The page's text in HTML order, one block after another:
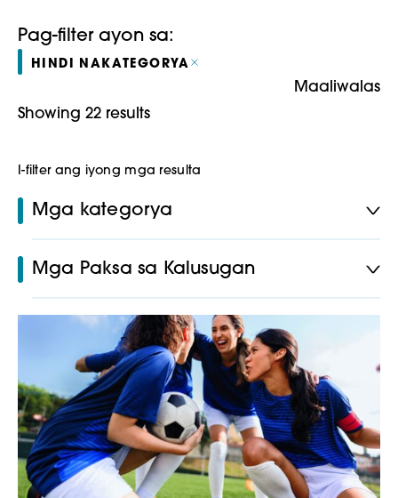
Pag-filter ayon sa:
HINDI NAKATEGORYA
Maaliwalas
Showing 22 results
I-filter ang iyong mga resulta
Mga kategorya
Mga Paksa sa Kalusugan